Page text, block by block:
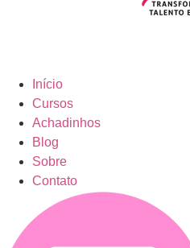
Início
Cursos
Achadinhos
Blog
Sobre
Contato